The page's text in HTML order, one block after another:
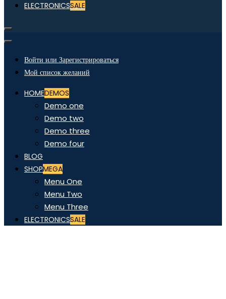
ELECTRONICSSALE
Войти или Зарегистрироваться
Мой список желаний
HOMEDEMOS
Demo one
Demo two
Demo three
Demo four
BLOG
SHOPMEGA
Menu One
Menu Two
Menu Three
ELECTRONICSSALE